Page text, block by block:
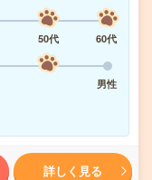
50代
60代
男性
詳しく見る